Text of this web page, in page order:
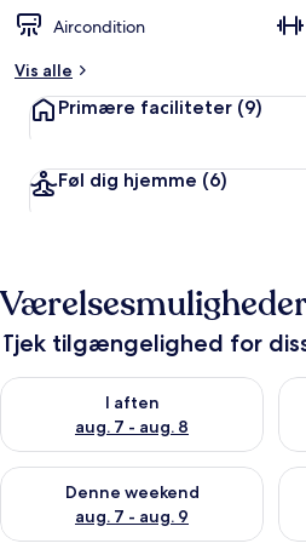
Aircondition
Vis alle
Primære faciliteter (9)
Føl dig hjemme (6)
Tjek tilgængelighed for
I aften
aug. 7 - aug. 8
Tjek tilgængelighed for i aften aug.
Denne weekend
aug. 7 - aug. 9
Tjek tilgængelighed for denne